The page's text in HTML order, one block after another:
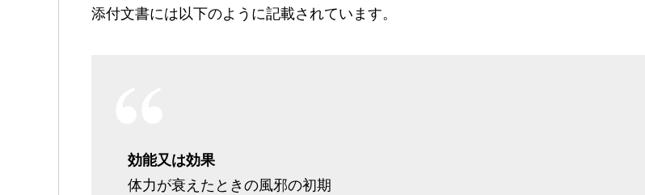
添付文書には以下のように記載されています。
効能又は効果
体力が衰えたときの風邪の初期